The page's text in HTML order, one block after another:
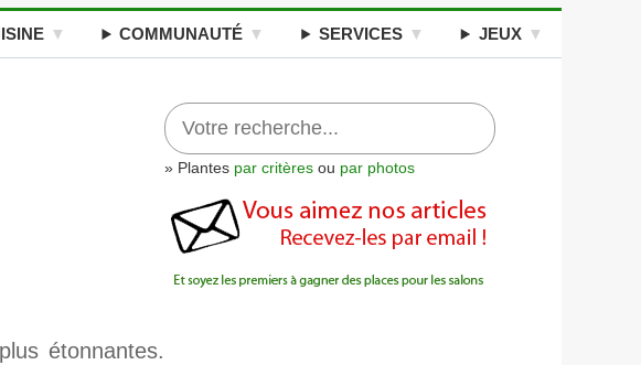
COMMUNAUTÉ SERVICES JEUX
étonnantes.
» Plantes par critères ou par photos